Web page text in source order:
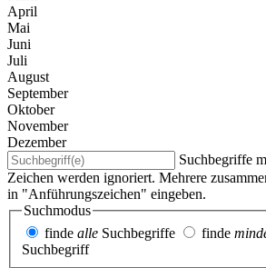
April
Mai
Juni
Juli
August
September
Oktober
November
Dezember
Suchbegriffe
Zeichen werden ignoriert. Mehrere
in "Anführungszeichen" eingeben.
Suchmodus
finde alle Suchbegriffe finde
Suchbegriff